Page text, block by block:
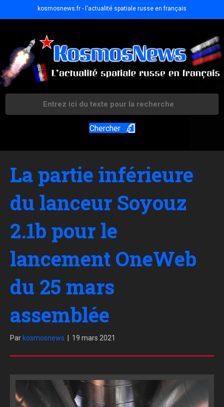
kosmosnews.fr - l'actualité spatiale russe en français
Chercher
La partie inférieure
du lanceur Soyouz
2.1b pour le
lancement OneWeb
du 25 mars
assemblée
Par kosmosnews 19 mars 2021